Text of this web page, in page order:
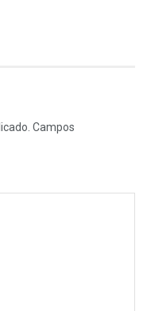
Campos